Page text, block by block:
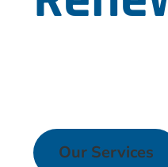
Our Services